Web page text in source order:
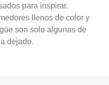
para inspirar.
llenos de color y
son solo algunas de
dejado.